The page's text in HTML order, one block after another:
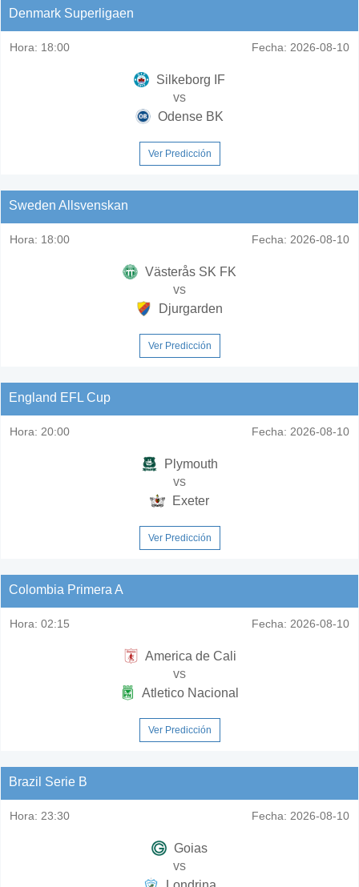
Denmark Superligaen
Hora: 18:00 Fecha: 2026-08-10
Silkeborg IF
vs
Odense BK
Ver Predicción
Sweden Allsvenskan
Hora: 18:00 Fecha: 2026-08-10
Västerås SK FK
vs
Djurgarden
Ver Predicción
England EFL Cup
Hora: 20:00 Fecha: 2026-08-10
Plymouth
vs
Exeter
Ver Predicción
Colombia Primera A
Hora: 02:15 Fecha: 2026-08-10
America de Cali
vs
Atletico Nacional
Ver Predicción
Brazil Serie B
Hora: 23:30 Fecha: 2026-08-10
Goias
vs